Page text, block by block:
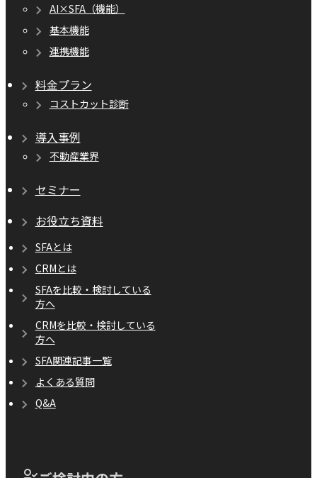
AI×SFA（機能）
基本機能
連携機能
料金プラン
コストカット診断
導入事例
不動産業界
セミナー
お役立ち資料
SFAとは
CRMとは
SFAを比較・検討している
方へ
CRMを比較・検討している
方へ
SFA関連記事一覧
よくある質問
Q&A